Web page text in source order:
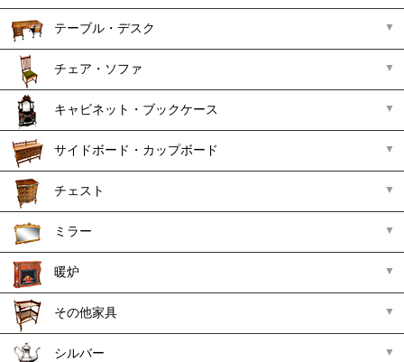
テーブル・デスク
チェア・ソファ
キャビネット・ブックケース
サイドボード・カップボード
チェスト
ミラー
暖炉
その他家具
シルバー